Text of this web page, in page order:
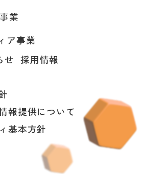
業
ア事業
せ 採用情報
報提供について
基本方針